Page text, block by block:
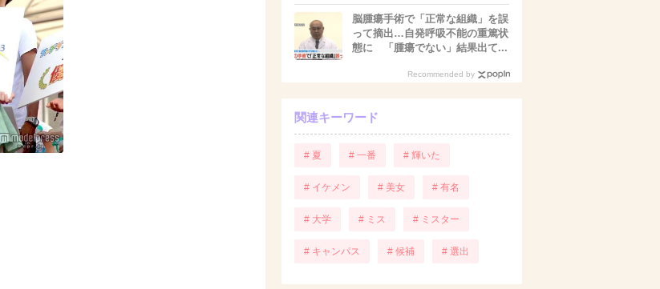
脳腫瘍手術で「正常な組織」を誤
って摘出…自発呼吸不能の重篤状
態に 「腫瘍でない」結果出て...
Recommended by
関連キーワード
# 夏 # 一番 # 輝いた
# イケメン # 美女 # 有名
# 大学 # ミス # ミスター
# キャンパス # 候補 # 選出